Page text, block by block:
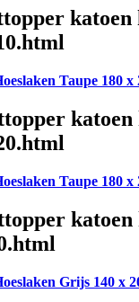
katoen
Taupe 180 x
katoen
Taupe 180 x
katoen
Grijs 140 x